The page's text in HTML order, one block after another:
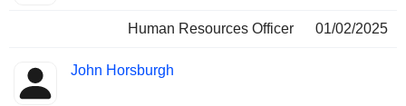
Human Resources Officer 01/02/2025
John Horsburgh